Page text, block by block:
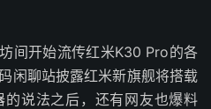
间开始流传红米K30 Pro的各
闲聊站披露红米新旗舰将搭载
说法之后，还有网友也爆料